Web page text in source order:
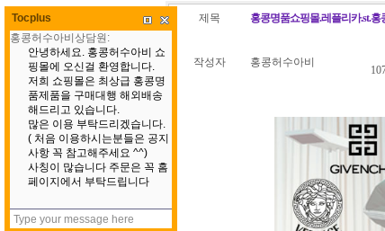
제목 홍콩명품쇼핑몰.레플리카.st.홍
작성자 홍콩허수아비
Tocplus